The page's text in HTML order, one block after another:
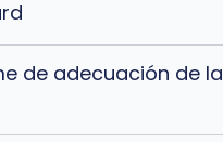
de adecuación de la